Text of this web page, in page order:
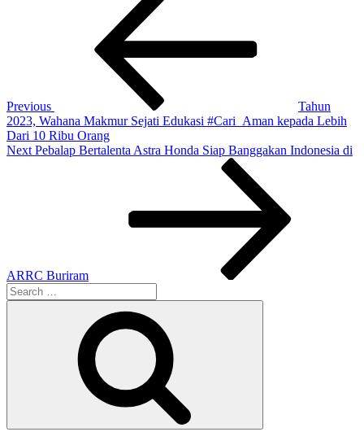
Previous
Tahun
2023, Wahana Makmur Sejati Edukasi #Cari_Aman kepada Lebih
Dari 10 Ribu Orang
Next
Next Pebalap Bertalenta Astra Honda Siap Banggakan Indonesia di
ARRC Buriram
Search
for: